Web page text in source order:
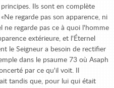
Ils sont en complète
regarde pas son apparence, ni
ne regarde pas ce à quoi l'homme
extérieure, et l'Éternel
le Seigneur a besoin de rectifier
dans le psaume 73 où Asaph
par ce qu'il voit. Il
tandis que, pour lui qui était